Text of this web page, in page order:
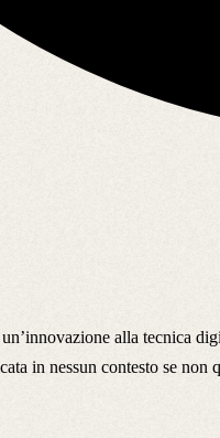
alla tecnica
in nessun contesto se non